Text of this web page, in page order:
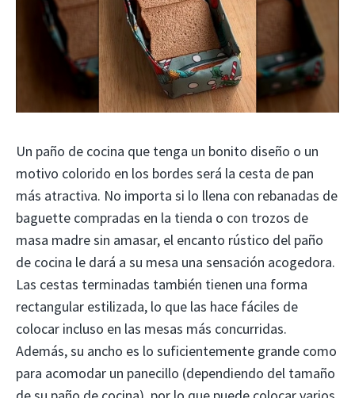
Un paño de cocina que tenga un bonito diseño o un
motivo colorido en los bordes será la cesta de pan
más atractiva. No importa si lo llena con rebanadas de
baguette compradas en la tienda o con trozos de
masa madre sin amasar, el encanto rústico del paño
de cocina le dará a su mesa una sensación acogedora.
Las cestas terminadas también tienen una forma
rectangular estilizada, lo que las hace fáciles de
colocar incluso en las mesas más concurridas.
Además, su ancho es lo suficientemente grande como
para acomodar un panecillo (dependiendo del tamaño